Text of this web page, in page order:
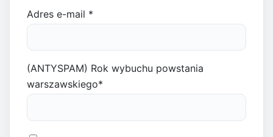
Adres e-mail *
(ANTYSPAM) Rok wybuchu powstania
warszawskiego*